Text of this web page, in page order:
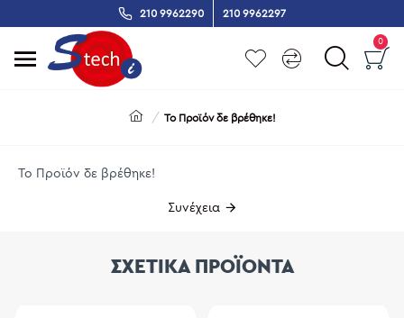
210 9962290 210 9962297
0
Το Προϊόν δε βρέθηκε!
Το Προϊόν δε βρέθηκε!
Συνέχεια
ΣΧΕΤΙΚΑ ΠΡΟΪΟΝΤΑ